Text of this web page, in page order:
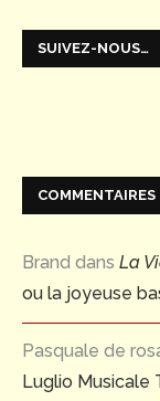
SUIVEZ-NOUS…
COMMENTAIRES
Brand dans La
ou la joyeuse
Pasquale de
Luglio Musicale